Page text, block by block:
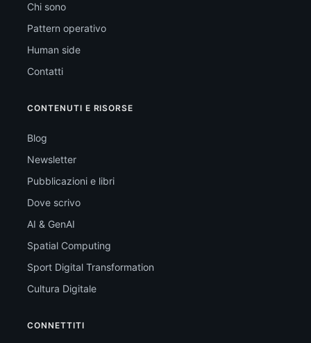
Chi sono
Pattern operativo
Human side
Contatti
CONTENUTI E RISORSE
Blog
Newsletter
Pubblicazioni e libri
Dove scrivo
AI & GenAI
Spatial Computing
Sport Digital Transformation
Cultura Digitale
CONNETTITI